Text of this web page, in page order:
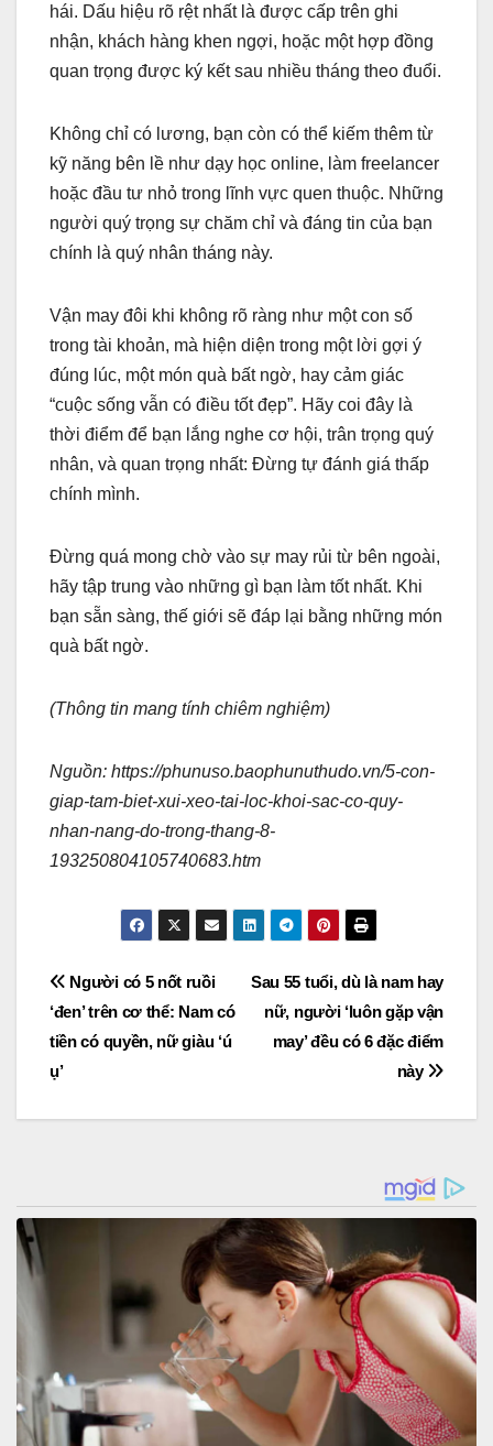
hái. Dấu hiệu rõ rệt nhất là được cấp trên ghi
nhận, khách hàng khen ngợi, hoặc một hợp đồng
quan trọng được ký kết sau nhiều tháng theo đuổi.
Không chỉ có lương, bạn còn có thể kiếm thêm từ
kỹ năng bên lề như dạy học online, làm freelancer
hoặc đầu tư nhỏ trong lĩnh vực quen thuộc. Những
người quý trọng sự chăm chỉ và đáng tin của bạn
chính là quý nhân tháng này.
Vận may đôi khi không rõ ràng như một con số
trong tài khoản, mà hiện diện trong một lời gợi ý
đúng lúc, một món quà bất ngờ, hay cảm giác
“cuộc sống vẫn có điều tốt đẹp”. Hãy coi đây là
thời điểm để bạn lắng nghe cơ hội, trân trọng quý
nhân, và quan trọng nhất: Đừng tự đánh giá thấp
chính mình.
Đừng quá mong chờ vào sự may rủi từ bên ngoài,
hãy tập trung vào những gì bạn làm tốt nhất. Khi
bạn sẵn sàng, thế giới sẽ đáp lại bằng những món
quà bất ngờ.
(Thông tin mang tính chiêm nghiệm)
Nguồn: https://phunuso.baophunuthudo.vn/5-con-
giap-tam-biet-xui-xeo-tai-loc-khoi-sac-co-quy-
nhan-nang-do-trong-thang-8-
193250804105740683.htm
Post
navigation
Sau 55 tuổi, dù là nam hay
nữ, người ‘luôn gặp vận
may’ đều có 6 đặc điểm
này
Người có 5 nốt ruồi
‘đen’ trên cơ thể: Nam có
tiền có quyền, nữ giàu ‘ú
ụ’